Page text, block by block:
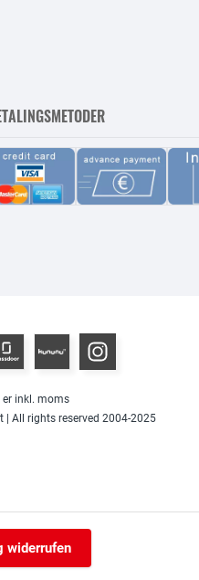
er inkl. moms
All rights reserved 2004-2025
widerrufen